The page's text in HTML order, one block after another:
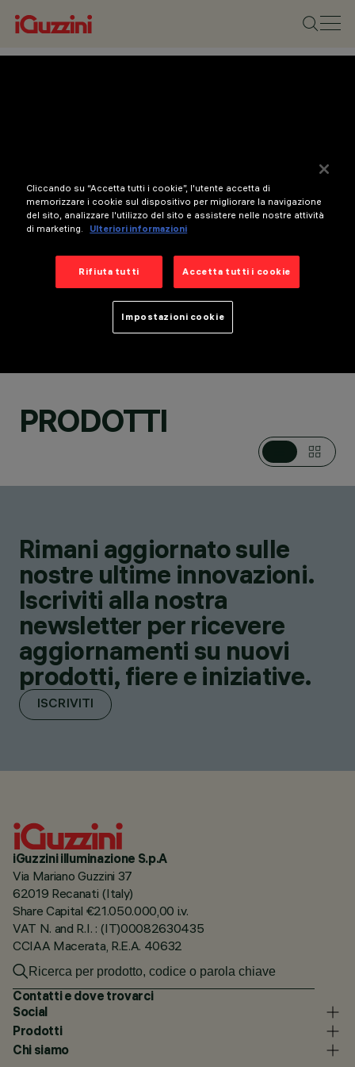
LAMPADE DA TERRA,
PIANTANE E LAMPADE
DESIGN
SHOP ONLINE
PRODOTTI
Rimani aggiornato sulle
nostre ultime innovazioni.
Iscriviti alla nostra
newsletter per ricevere
aggiornamenti su nuovi
prodotti, fiere e iniziative.
ISCRIVITI
iGuzzini illuminazione S.p.A
Via Mariano Guzzini 37
62019 Recanati (Italy)
Share Capital €21.050.000,00 i.v.
VAT N. and R.I. : (IT)00082630435
CCIAA Macerata, R.E.A. 40632
Contatti e dove trovarci
Social
Prodotti
Chi siamo
Cliccando su “Accetta tutti i cookie”, l'utente accetta di
memorizzare i cookie sul dispositivo per migliorare la navigazione
del sito, analizzare l'utilizzo del sito e assistere nelle nostre attività
di marketing.
Ulteriori informazioni
Rifiuta tutti Accetta tutti i cookie
Impostazioni cookie